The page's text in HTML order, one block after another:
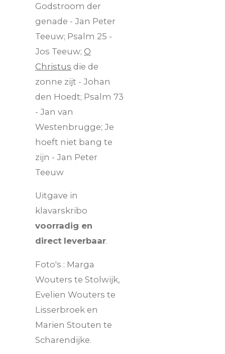
Godstroom der
genade - Jan Peter
Teeuw; Psalm 25 -
Jos Teeuw; O
Christus die de
zonne zijt - Johan
den Hoedt; Psalm 73
- Jan van
Westenbrugge; Je
hoeft niet bang te
zijn - Jan Peter
Teeuw
Uitgave in
klavarskribo
voorradig en
direct leverbaar.
Foto's : Marga
Wouters te Stolwijk,
Evelien Wouters te
Lisserbroek en
Marien Stouten te
Scharendijke.